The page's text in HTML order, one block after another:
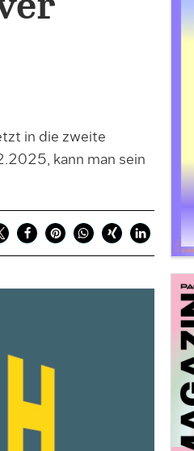
in die zweite
kann man sein